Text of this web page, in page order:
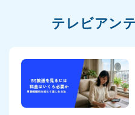
テレビアン